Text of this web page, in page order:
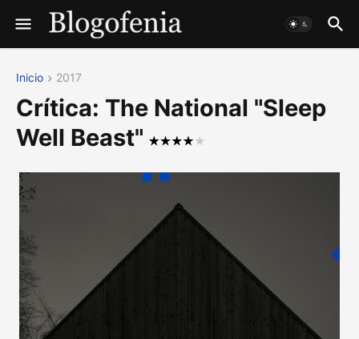
Inicio 2017
Crítica: The National "Sleep
Well Beast"